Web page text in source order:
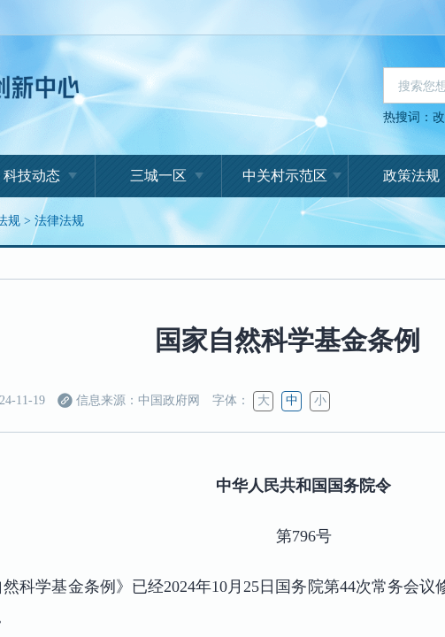
热搜词：
科技动态 三城一区 中关村示范区 政策法规
规 > 法律法规
国家自然科学基金条例
11-19 信息来源：中国政府网 字体： 大 中 小
中华人民共和国国务院令
第796号
然科学基金条例》已经2024年10月25日国务院第44次常务会